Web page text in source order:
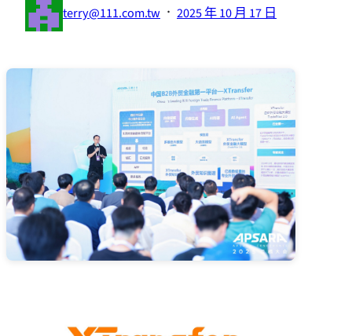
terry@111.com.tw · 2025 年 10 月 17 日